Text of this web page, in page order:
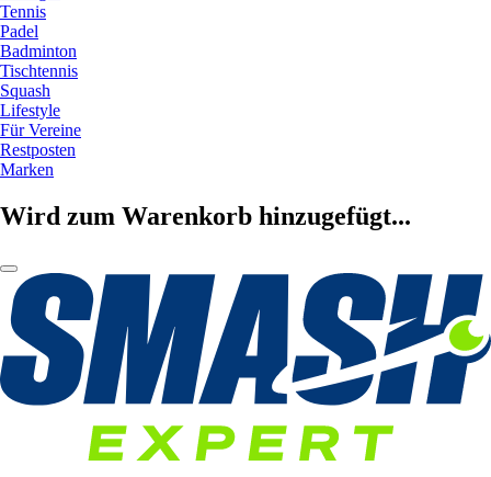
Tennis
Padel
Badminton
Tischtennis
Squash
Lifestyle
Für Vereine
Restposten
Marken
Wird zum Warenkorb hinzugefügt...